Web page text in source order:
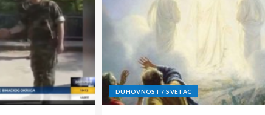
DUHOVNOST / SVETAC